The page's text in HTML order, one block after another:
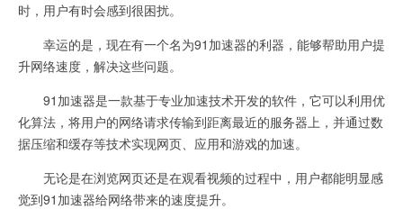
时，用户有时会感到很困扰。
幸运的是，现在有一个名为91加速器的利器，能够帮助用户提
升网络速度，解决这些问题。
91加速器是一款基于专业加速技术开发的软件，它可以利用优
化算法，将用户的网络请求传输到距离最近的服务器上，并通过数
据压缩和缓存等技术实现网页、应用和游戏的加速。
无论是在浏览网页还是在观看视频的过程中，用户都能明显感
觉到91加速器给网络带来的速度提升。